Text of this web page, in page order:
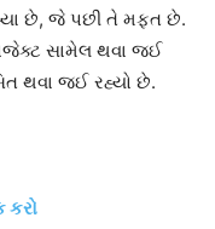
છે, જે પછી તે મફત છે.
સામેલ થવા જઈ
થવા જઈ રહ્યો છે.
કરો